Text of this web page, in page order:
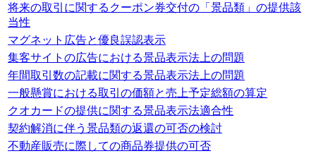
将来の取引に関するクーポン券交付の「景品類」の提供該
当性
マグネット広告と優良誤認表示
集客サイトの広告における景品表示法上の問題
年間取引数の記載に関する景品表示法上の問題
一般懸賞における取引の価額と売上予定総額の算定
クオカードの提供に関する景品表示法適合性
契約解消に伴う景品類の返還の可否の検討
不動産販売に際しての商品券提供の可否